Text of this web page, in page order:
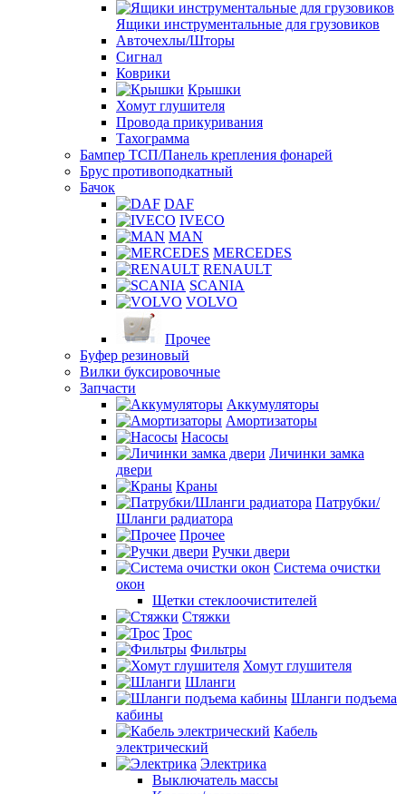
Ящики инструментальные для грузовиков
Авточехлы/Шторы
Сигнал
Коврики
Крышки
Хомут глушителя
Провода прикуривания
Тахограмма
Бампер ТСП/Панель крепления фонарей
Брус противоподкатный
Бачок
DAF
IVECO
MAN
MERCEDES
RENAULT
SCANIA
VOLVO
Прочее
Буфер резиновый
Вилки буксировочные
Запчасти
Аккумуляторы
Амортизаторы
Насосы
Личинки замка
двери
Краны
Патрубки/
Шланги радиатора
Прочее
Ручки двери
Система очистки
окон
Щетки стеклоочистителей
Стяжки
Трос
Фильтры
Хомут глушителя
Шланги
Шланги подъема
кабины
Кабель
электрический
Электрика
Выключатель массы